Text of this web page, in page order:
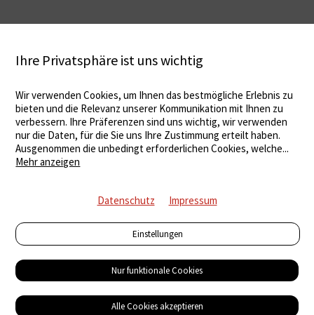
Ihre Privatsphäre ist uns wichtig
Wir verwenden Cookies, um Ihnen das bestmögliche Erlebnis zu
bieten und die Relevanz unserer Kommunikation mit Ihnen zu
verbessern. Ihre Präferenzen sind uns wichtig, wir verwenden
nur die Daten, für die Sie uns Ihre Zustimmung erteilt haben.
Ausgenommen die unbedingt erforderlichen Cookies, welche...
Mehr anzeigen
Datenschutz Impressum
Einstellungen
Nur funktionale Cookies
Alle Cookies akzeptieren